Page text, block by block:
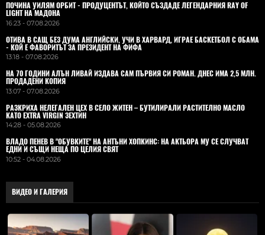
ПОЧИНА УИЛЯМ ОРБИТ - ПРОДУЦЕНТЪТ, КОЙТО СЪЗДАДЕ ЛЕГЕНДАРНИЯ RAY OF
LIGHT НА МАДОНА
16:23 - 07.08.2026
ОТИВА В САЩ БЕЗ ДУМА АНГЛИЙСКИ, УЧИ В ХАРВАРД, ИГРАЕ БАСКЕТБОЛ С ОБАМА
- КОЙ Е ФАВОРИТЪТ ЗА ПРЕЗИДЕНТ НА ФИФА
13:18 - 07.08.2026
НА 70 ГОДИНИ АЛЪН ЛИВАЙ ИЗДАВА САМ ПЪРВИЯ СИ РОМАН. ДНЕС ИМА 2,5 МЛН.
ПРОДАДЕНИ КОПИЯ
13:07 - 07.08.2026
РАЗКРИХА НЕЛЕГАЛЕН ЦЕХ В СЕЛО ЖИТЕН – БУТИЛИРАЛИ РАСТИТЕЛНО МАСЛО
КАТО EXTRA VIRGIN ЗЕХТИН
14:28 - 05.08.2026
ВЛАДO ПЕНЕВ В "ОБУВКИТЕ" НА АНТЪНИ ХОПКИНС: НА АКТЬОРА МУ СЕ СЛУЧВАТ
ЕДНИ И СЪЩИ НЕЩА ПО ЦЕЛИЯ СВЯТ
10:52 - 04.08.2026
ВИДЕО И ГАЛЕРИЯ